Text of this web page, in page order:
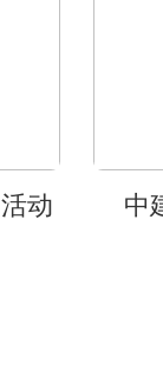
动 中